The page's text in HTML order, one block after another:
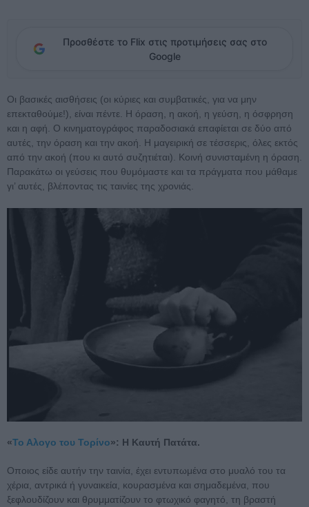
Προσθέστε το Flix στις προτιμήσεις σας στο
Google
Οι βασικές αισθήσεις (οι κύριες και συμβατικές, για να μην
επεκταθούμε!), είναι πέντε. Η όραση, η ακοή, η γεύση, η όσφρηση
και η αφή. Ο κινηματογράφος παραδοσιακά επαφίεται σε δύο από
αυτές, την όραση και την ακοή. Η μαγειρική σε τέσσερις, όλες εκτός
από την ακοή (που κι αυτό συζητιέται). Κοινή συνισταμένη η όραση.
Παρακάτω οι γεύσεις που θυμόμαστε και τα πράγματα που μάθαμε
γι’ αυτές, βλέποντας τις ταινίες της χρονιάς.
«Το Αλογο του Τορίνο»: Η Καυτή Πατάτα.
Οποιος είδε αυτήν την ταινία, έχει εντυπωμένα στο μυαλό του τα
χέρια, αντρικά ή γυναικεία, κουρασμένα και σημαδεμένα, που
ξεφλουδίζουν και θρυμματίζουν το φτωχικό φαγητό, τη βραστή